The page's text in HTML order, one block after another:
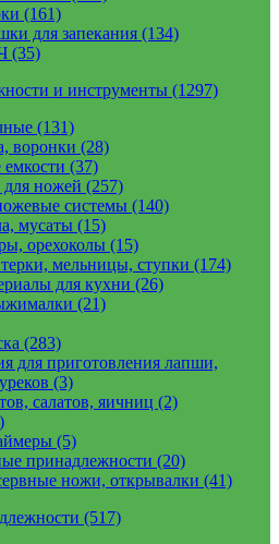
(161)
для запекания (134)
(35)
и инструменты (1297)
(131)
воронки (28)
(37)
ножей (257)
системы (140)
мусаты (15)
орехоколы (15)
мельницы, ступки (174)
для кухни (26)
(21)
(283)
для приготовления лапши,
(3)
салатов, яичниц (2)
(5)
принадлежности (20)
ножи, открывалки (41)
(517)